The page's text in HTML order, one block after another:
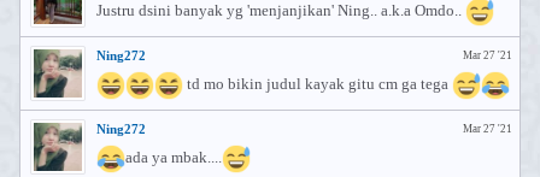
Justru dsini banyak yg 'menjanjikan' Ning.. a.k.a Omdo..
Mar 27 '21
Ning272
td mo bikin judul kayak gitu cm ga tega
Mar 27 '21
Ning272
ada ya mbak....